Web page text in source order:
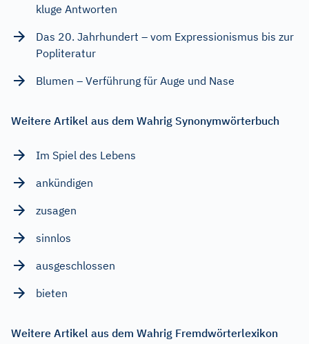
kluge Antworten
Das 20. Jahrhundert – vom Expressionismus bis zur
Popliteratur
Blumen – Verführung für Auge und Nase
Weitere Artikel aus dem Wahrig Synonymwörterbuch
Im Spiel des Lebens
ankündigen
zusagen
sinnlos
ausgeschlossen
bieten
Weitere Artikel aus dem Wahrig Fremdwörterlexikon